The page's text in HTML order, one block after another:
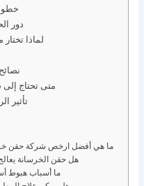
دور
لماذا
متى تحتاج
تأثير
ما هي أفضل ارخص شركة حقن
هل حقن الخرسانة
ما أسباب هبوط